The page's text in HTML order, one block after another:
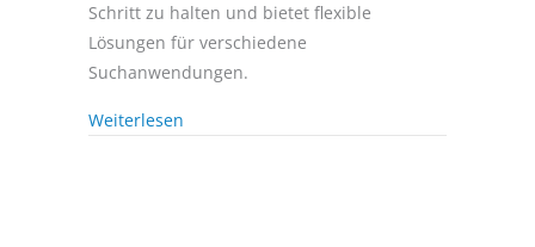
Schritt zu halten und bietet flexible
Lösungen für verschiedene
Suchanwendungen.
Weiterlesen